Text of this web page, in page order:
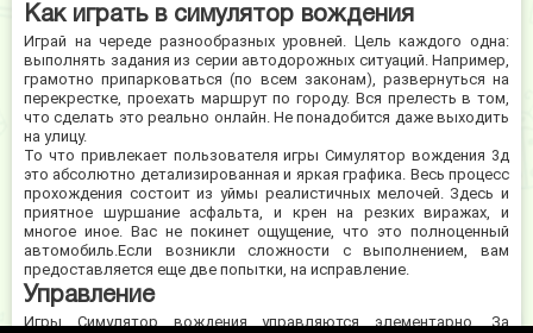
Как играть в симулятор вождения
Играй на череде разнообразных уровней. Цель каждого одна:
выполнять задания из серии автодорожных ситуаций. Например,
грамотно припарковаться (по всем законам), развернуться на
перекрестке, проехать маршрут по городу. Вся прелесть в том,
что сделать это реально онлайн. Не понадобится даже выходить
на улицу.
То что привлекает пользователя игры Симулятор вождения 3д
это абсолютно детализированная и яркая графика. Весь процесс
прохождения состоит из уймы реалистичных мелочей. Здесь и
приятное шуршание асфальта, и крен на резких виражах, и
многое иное. Вас не покинет ощущение, что это полноценный
автомобиль.Если возникли сложности с выполнением, вам
предоставляется еще две попытки, на исправление.
Управление
Игры Симулятор вождения управляются элементарно. За